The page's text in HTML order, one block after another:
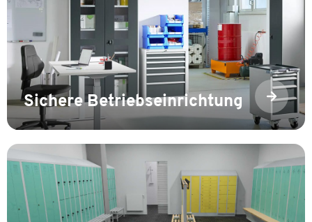
Sichere Betriebseinrichtung